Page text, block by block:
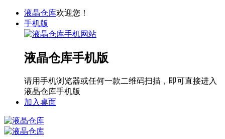
液晶仓库欢迎您！
手机版
液晶仓库手机版
请用手机浏览器或任何一款二维码扫描，即可直接进入
液晶仓库手机版
加入桌面